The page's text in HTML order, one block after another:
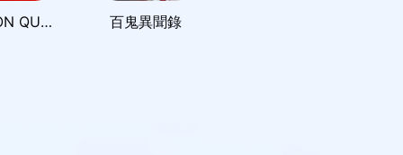
DRAGON QUEST Smash/Grow 百鬼異聞錄